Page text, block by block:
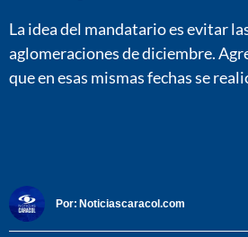
La idea del mandatario es evitar
aglomeraciones de diciembre.
que en esas mismas fechas se
Por: Noticiascaracol.com